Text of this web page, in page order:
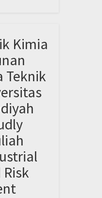
Kimia
Teknik